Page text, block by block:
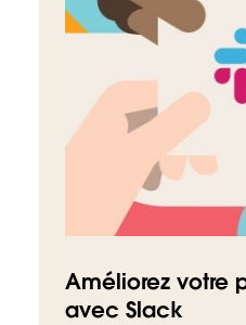
Améliorez votre
avec Slack